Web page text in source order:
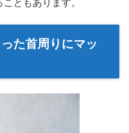
ともあります。
た首周りにマッ